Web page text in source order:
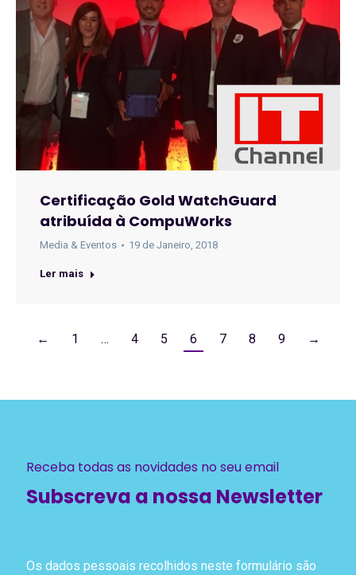
Certificação Gold WatchGuard
atribuída à CompuWorks
Media & Eventos 19 de Janeiro, 2018
Ler mais
← 1 … 4 5 6 7 8 9 →
Receba todas as novidades no seu email
Subscreva a nossa Newsletter
Os dados pessoais recolhidos neste formulário são